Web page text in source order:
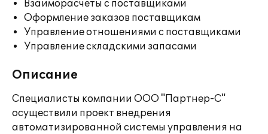
Взаиморасчеты с поставщиками
Оформление заказов поставщикам
Управление отношениями с поставщиками
Управление складскими запасами
Описание
Специалисты компании ООО "Партнер-С"
осуществили проект внедрения
автоматизированной системы управления на